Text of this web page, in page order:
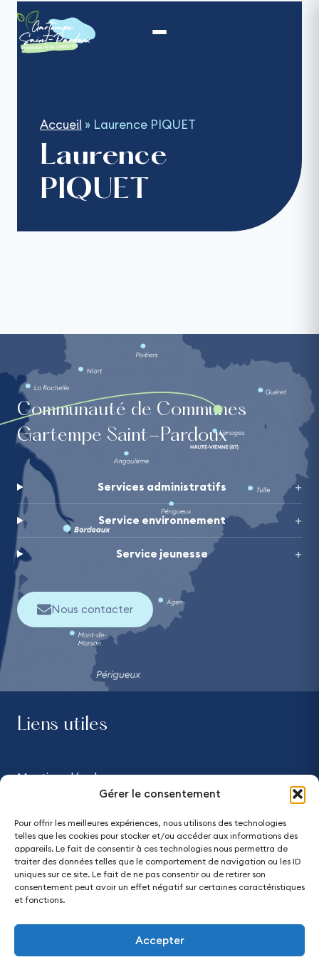
Gérer le consentement
Pour offrir les meilleures expériences, nous utilisons des technologies
telles que les cookies pour stocker et/ou accéder aux informations des
appareils. Le fait de consentir à ces technologies nous permettra de
traiter des données telles que le comportement de navigation ou les ID
uniques sur ce site. Le fait de ne pas consentir ou de retirer son
consentement peut avoir un effet négatif sur certaines caractéristiques
et fonctions.
Accepter
contenu
Accueil » Laurence PIQUET
Laurence
PIQUET
Communauté de Communes
Gartempe Saint-Pardoux
Services administratifs
Service environnement
Service jeunesse
Nous contacter
Liens utiles
Mentions légales
Accessibilité - partiellement conforme
Plan du site